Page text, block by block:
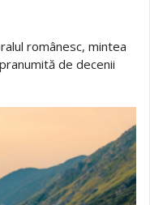
românesc, mintea
de decenii